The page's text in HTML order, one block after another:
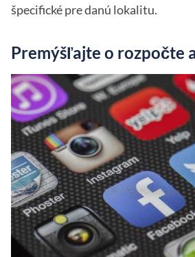
špecifické pre danú lokalitu.
Premýšľajte o rozpočte